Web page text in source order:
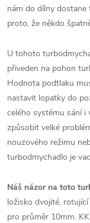
nám do dílny dostane
proto, že někdo
U tohoto
přiveden na pohon
Hodnota podtlaku
nastavit lopatky do
celého systému sání
způsobit velké
nouzového režimu
turbodmychadlo je
Náš názor na toto
ložisko dvojité,
pro průměr 10mm.